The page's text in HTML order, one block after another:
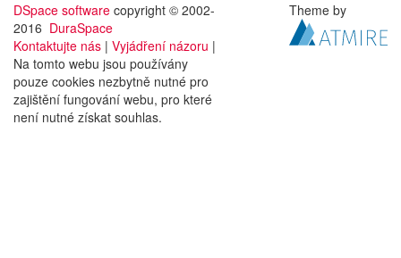
DSpace software copyright © 2002-
2016 DuraSpace
Kontaktujte nás | Vyjádření názoru |
Na tomto webu jsou používány
pouze cookies nezbytně nutné pro
zajištění fungování webu, pro které
není nutné získat souhlas.
Theme by